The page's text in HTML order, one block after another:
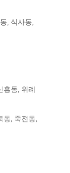
, 식사동,
동, 위례
동, 죽전동,